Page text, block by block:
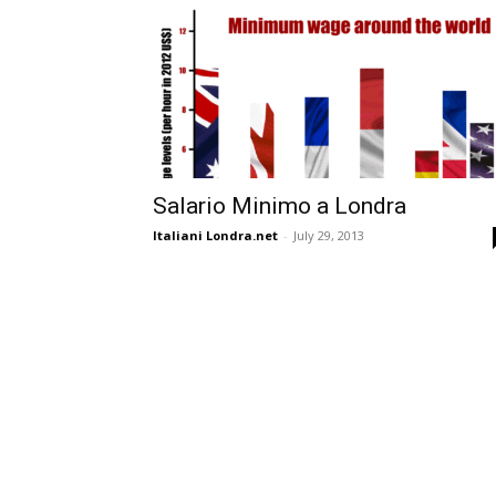
Salario Minimo a Londra
Italiani Londra.net - July 29, 2013